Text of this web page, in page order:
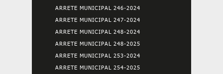
ARRETE MUNICIPAL 246-2024
ARRETE MUNICIPAL 247-2024
ARRETE MUNICIPAL 248-2024
ARRETE MUNICIPAL 248-2025
ARRETE MUNICIPAL 253-2024
ARRETE MUNICIPAL 254-2025